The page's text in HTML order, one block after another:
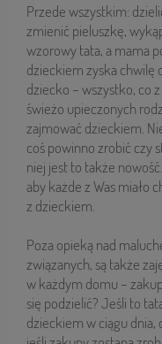
Przede wszystkim:
zmienić pieluszkę,
wzorowy tata, a mama
dzieckiem zyska chwilę
dziecko – wszystko, co
świeżo upieczonych
zajmować dzieckiem.
coś powinno zrobić czy
niej jest to także
aby każde z Was miało
z dzieckiem.
Poza opieką nad
związanych, są także
w każdym domu –
się podzielić? Jeśli to
dzieckiem w ciągu dnia,